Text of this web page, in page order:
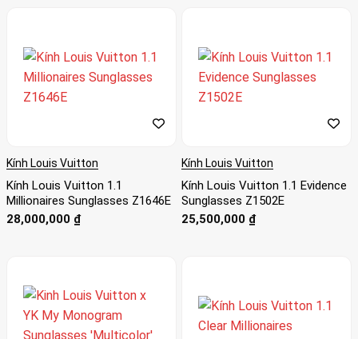
Kính Louis Vuitton
Kính Louis Vuitton 1.1
Millionaires Sunglasses Z1646E
28,000,000 ₫
Kính Louis Vuitton
Kính Louis Vuitton 1.1 Evidence
Sunglasses Z1502E
25,500,000 ₫